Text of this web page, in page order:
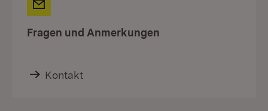
Fragen und Anmerkungen
Kontakt